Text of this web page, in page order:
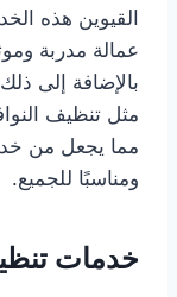
القيوين هذه
عمالة مدربة
بالإضافة إلى
مثل تنظيف
مما يجعل من
ومناسبًا للجميع.
خدمات